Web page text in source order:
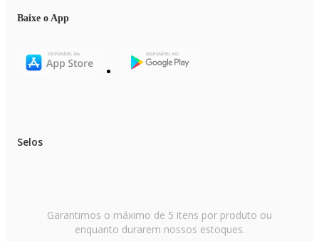
Baixe o App
Selos
Garantimos o máximo de 5 itens por produto ou
enquanto durarem nossos estoques.